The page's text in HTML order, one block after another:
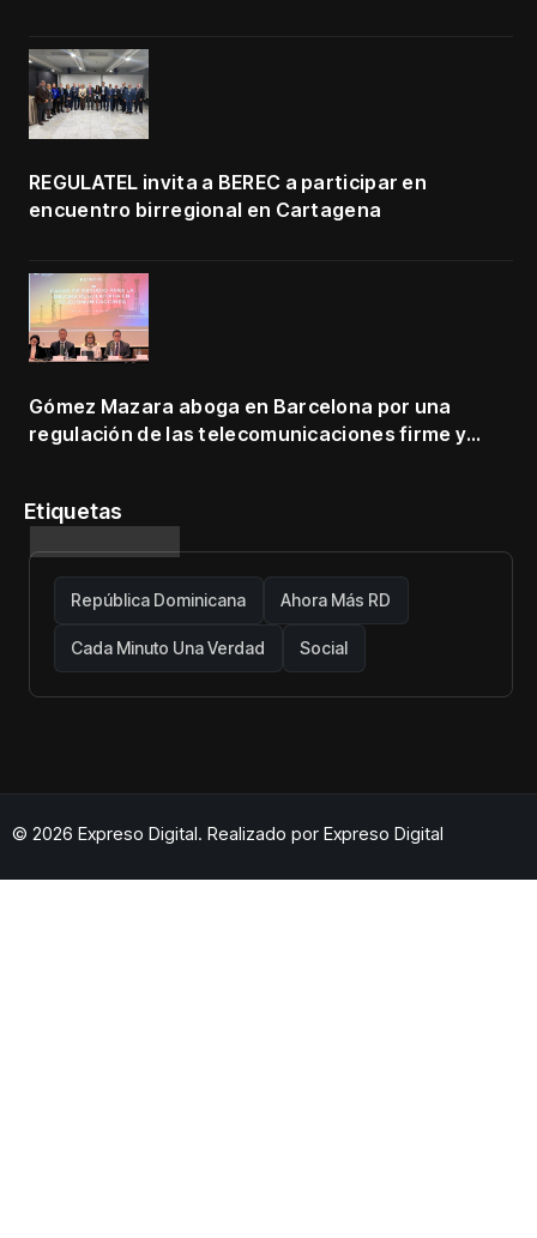
REGULATEL invita a BEREC a participar en
encuentro birregional en Cartagena
Gómez Mazara aboga en Barcelona por una
regulación de las telecomunicaciones firme y
Etiquetas
República Dominicana Ahora Más RD
Cada Minuto Una Verdad Social
© 2026 Expreso Digital. Realizado por Expreso Digital